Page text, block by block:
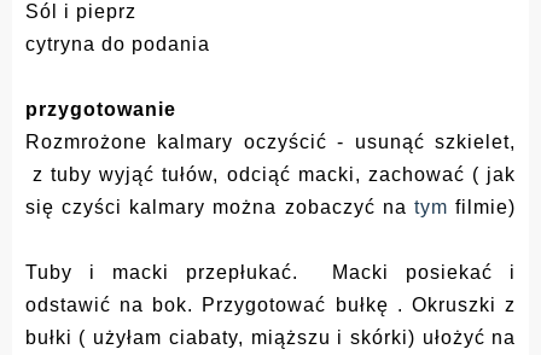
Sól i pieprz
cytryna do podania
przygotowanie
Rozmrożone kalmary oczyścić - usunąć szkielet,
z tuby wyjąć tułów, odciąć macki, zachować ( jak
się czyści kalmary można zobaczyć natym filmie)
Tuby i macki przepłukać. Macki posiekać i
odstawić na bok. Przygotować bułkę . Okruszki z
bułki ( użyłam ciabaty, miąższu i skórki) ułożyć na